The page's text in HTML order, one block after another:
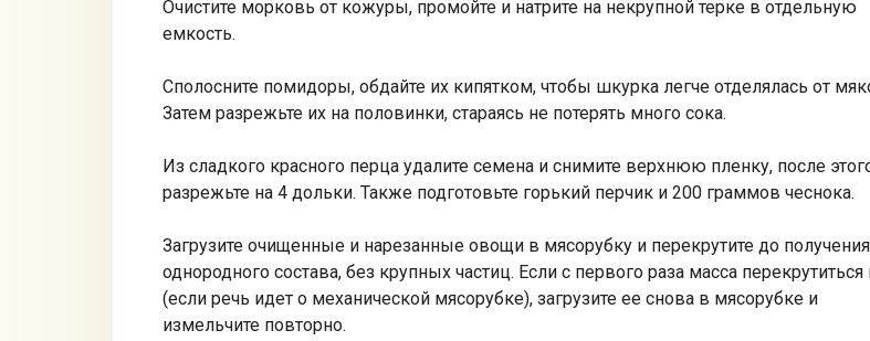
Очистите морковь от кожуры, промойте и натрите на некрупной терке в отдельную
емкость.
Сполосните помидоры, обдайте их кипятком, чтобы шкурка легче отделялась от
Затем разрежьте их на половинки, стараясь не потерять много сока.
Из сладкого красного перца удалите семена и снимите верхнюю пленку, после
разрежьте на 4 дольки. Также подготовьте горький перчик и 200 граммов чеснока.
Загрузите очищенные и нарезанные овощи в мясорубку и перекрутите до получения
однородного состава, без крупных частиц. Если с первого раза масса перекрутиться
(если речь идет о механической мясорубке), загрузите ее снова в мясорубке и
измельчите повторно.